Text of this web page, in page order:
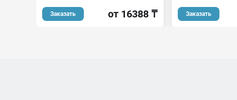
Заказать от 16388 ₸ Заказать